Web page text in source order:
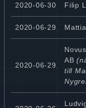
2020-06-30 Filip
2020-06-29
2020-06-29
AB
till